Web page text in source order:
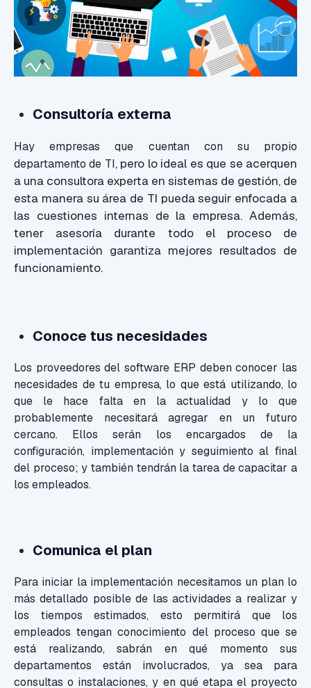
Consultoría externa
Hay empresas que cuentan con su propio
departamento de TI, pero lo ideal es que se acerquen
a una consultora experta en sistemas de gestión, de
esta manera su área de TI pueda seguir enfocada a
las cuestiones internas de la empresa. Además,
tener asesoría durante todo el proceso de
implementación garantiza mejores resultados de
funcionamiento.
Conoce tus necesidades
Los proveedores del software ERP deben conocer las
necesidades de tu empresa, lo que está utilizando, lo
que le hace falta en la actualidad y lo que
probablemente necesitará agregar en un futuro
cercano. Ellos serán los encargados de la
configuración, implementación y seguimiento al final
del proceso; y también tendrán la tarea de capacitar a
los empleados.
Comunica el plan
Para iniciar la implementación necesitamos un plan lo
más detallado posible de las actividades a realizar y
los tiempos estimados, esto permitirá que los
empleados tengan conocimiento del proceso que se
está realizando, sabrán en qué momento sus
departamentos están involucrados, ya sea para
consultas o instalaciones, y en qué etapa el proyecto